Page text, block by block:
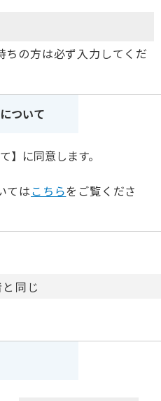
の方は必ず入力してくだ
ついて
】に同意します。
てはこちらをご覧くださ
同じ